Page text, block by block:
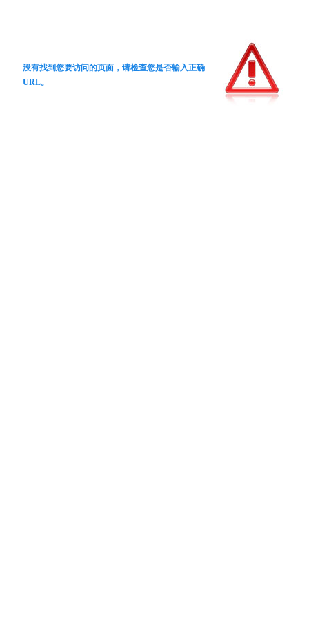
没有找到您要访问的页面，请检查您是否输入正确
URL。